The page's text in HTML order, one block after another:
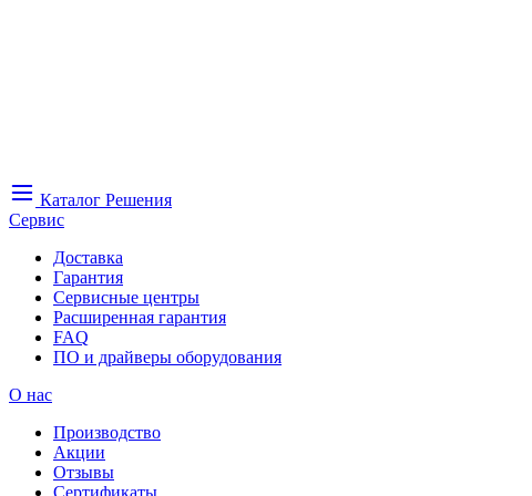
Каталог Решения
Сервис
Доставка
Гарантия
Сервисные центры
Расширенная гарантия
FAQ
ПО и драйверы оборудования
О нас
Производство
Акции
Отзывы
Сертификаты